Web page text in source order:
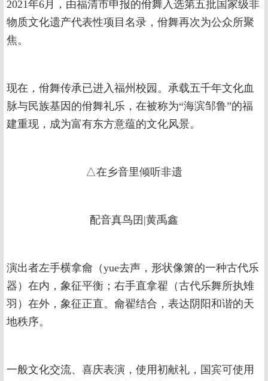
2021年6月，由福清市申报的佾舞入选第五批国家级非
物质文化遗产代表性项目名录，佾舞再次为公众所聚
焦。
现在，佾舞传承已进入福州校园。承载五千年文化血
脉与民族基因的佾舞礼乐，在被称为“海滨邹鲁”的福
建重现，成为富有东方意蕴的文化风景。
△在乡音里倾听非遗
配音真鸟囝|黄禹鑫
演出者左手横拿龠（yue去声，形状像箫的一种古代乐
器）在内，象征平衡；右手直拿翟（古代乐舞所执雉
羽）在外，象征正直。龠翟结合，表达阴阳和谐的天
地秩序。
一般文化交流、喜庆表演，使用初献礼，国宾可使用